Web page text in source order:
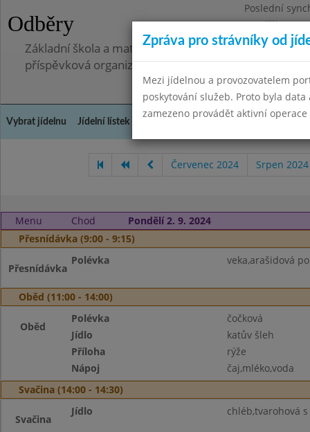
Odběry
Poslední
Pondělí
Základní škola a mateřská škola, Pavlovice u
příspěvková organizace
Vybrat jídelnu Jídelní lístek Kontakty a informace
Červenec 2024 Srpen 2024
Menu Chod
Pondělí 2. 9. 2024
Přesnídávka (9:00 - 9:15)
Přesnídávka
Polévka veka,arašidová
Oběd (11:00 - 14:00)
Oběd
Polévka
čočková
Jídlo
katův šleh
Příloha
rýže
Nápoj
čaj,mléko,voda
Svačina (14:00 - 14:30)
Svačina
Jídlo chléb,tvarohová
Zpráva pro strávníky od
Mezi jídelnou a provozovatelem
poskytování služeb. Proto byla
zamezeno provádět aktivní